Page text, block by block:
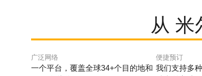
从 米
广泛网络
一个平台，覆盖全球34+个目的地和
便捷预订
我们支持多